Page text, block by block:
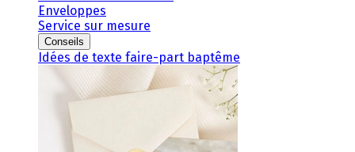
Enveloppes
Service sur mesure
Conseils
Idées de texte faire-part baptême